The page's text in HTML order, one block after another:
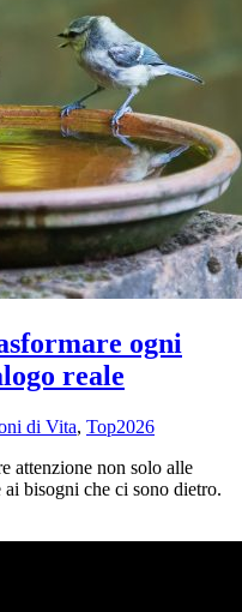
ogni
reale
di Vita, Top2026
attenzione non solo alle
bisogni che ci sono dietro.